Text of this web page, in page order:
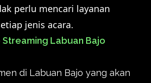
perlu mencari layanan
jenis acara.
Streaming Labuan Bajo
di Labuan Bajo yang akan